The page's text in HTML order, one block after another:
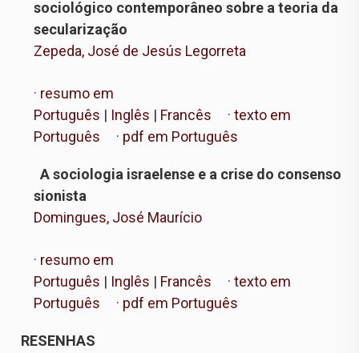
sociológico contemporâneo sobre a teoria da
secularização
Zepeda, José de Jesús Legorreta
· resumo em
Português | Inglês | Francês · texto em
Português · pdf em Português
A sociologia israelense e a crise do consenso
sionista
Domingues, José Maurício
· resumo em
Português | Inglês | Francês · texto em
Português · pdf em Português
RESENHAS